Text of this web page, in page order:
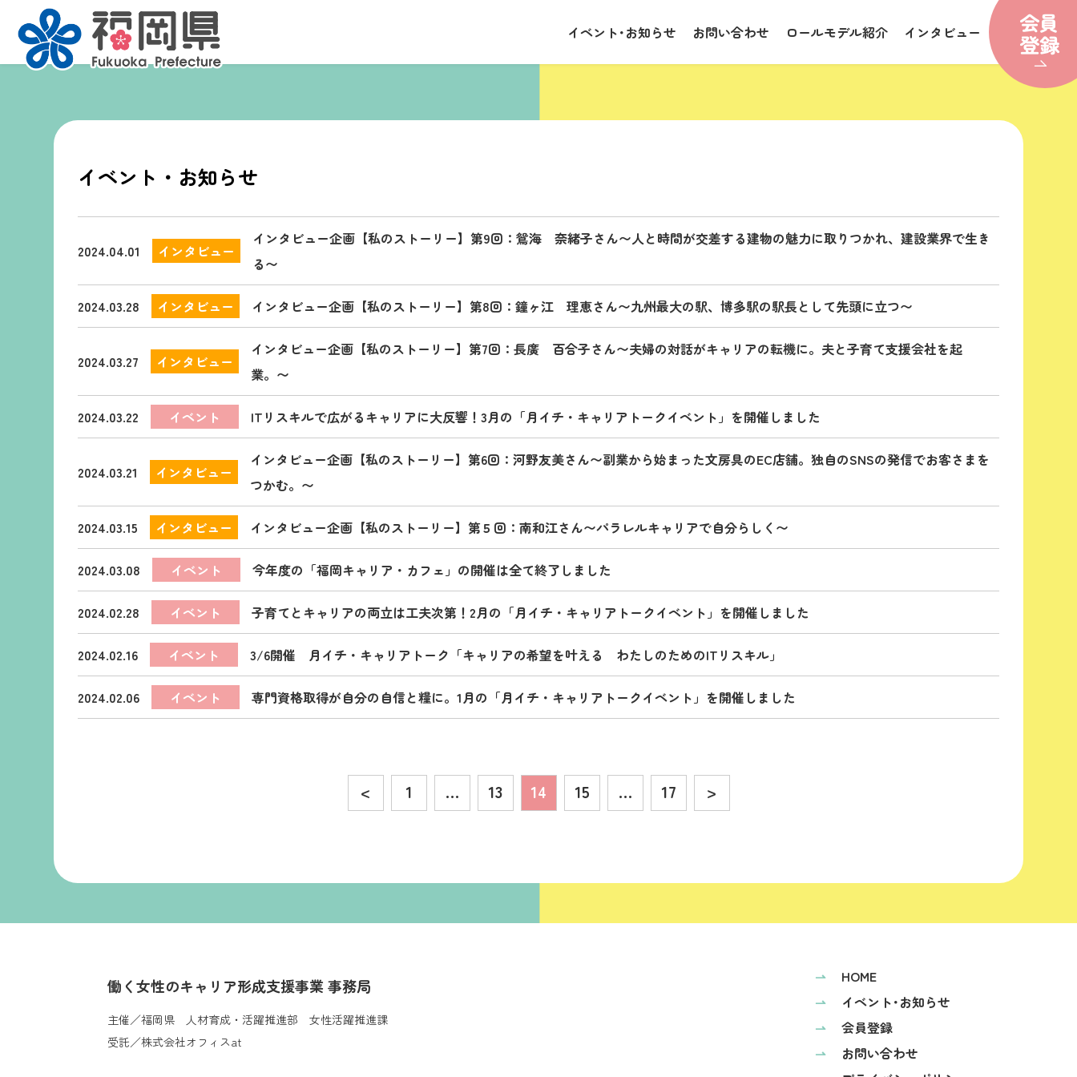
イベント･お知らせ お問い合わせ ロールモデル紹介 インタビュー
イベント・お知らせ
2024.04.01 インタビュー
インタビュー企画【私のストーリー】第9回：鴛海 奈緒子さん〜人と時間が交差する建物の魅力に取りつかれ、建設業界で生き
る〜
2024.03.28 インタビュー インタビュー企画【私のストーリー】第8回：鐘ヶ江 理恵さん〜九州最大の駅、博多駅の駅長として先頭に立つ〜
2024.03.27 インタビュー
インタビュー企画【私のストーリー】第7回：長廣 百合子さん〜夫婦の対話がキャリアの転機に。夫と子育て支援会社を起
業。〜
2024.03.22 イベント ITリスキルで広がるキャリアに大反響！3月の「月イチ・キャリアトークイベント」を開催しました
2024.03.21 インタビュー
インタビュー企画【私のストーリー】第6回：河野友美さん〜副業から始まった文房具のEC店舗。独自のSNSの発信でお客さまを
つかむ。〜
2024.03.15 インタビュー インタビュー企画【私のストーリー】第５回：南和江さん〜パラレルキャリアで自分らしく〜
2024.03.08 イベント 今年度の「福岡キャリア・カフェ」の開催は全て終了しました
2024.02.28 イベント 子育てとキャリアの両立は工夫次第！2月の「月イチ・キャリアトークイベント」を開催しました
2024.02.16 イベント 3/6開催 月イチ・キャリアトーク「キャリアの希望を叶える わたしのためのITリスキル」
2024.02.06 イベント 専門資格取得が自分の自信と糧に。1月の「月イチ・キャリアトークイベント」を開催しました
< 1 … 13 14 15 … 17 >
働く女性のキャリア形成支援事業 事務局
主催／福岡県 人材育成・活躍推進部 女性活躍推進課
受託／株式会社オフィスat
⇀
HOME
⇀
イベント･お知らせ
⇀
会員登録
⇀
お問い合わせ